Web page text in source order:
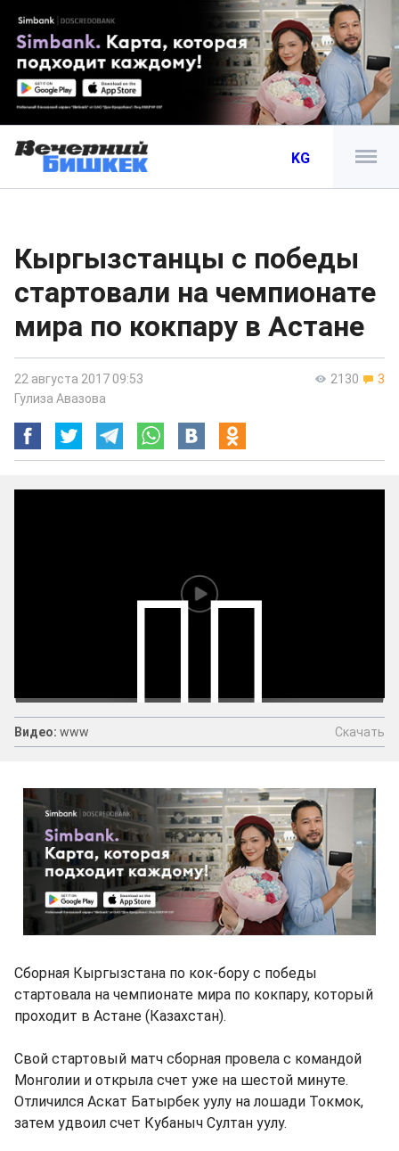
KG
Кыргызстанцы с победы
стартовали на чемпионате
мира по кокпару в Астане
2130 3
22 августа 2017 09:53
Гулиза Авазова
Видео: www Скачать
Сборная Кыргызстана по кок-бору с победы
стартовала на чемпионате мира по кокпару, который
проходит в Астане (Казахстан).
Свой стартовый матч сборная провела с командой
Монголии и открыла счет уже на шестой минуте.
Отличился Аскат Батырбек уулу на лошади Токмок,
затем удвоил счет Кубаныч Султан уулу.